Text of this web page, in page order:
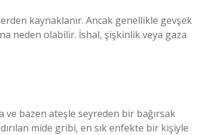
kaynaklanır. Ancak genellikle gevşek
neden olabilir. İshal, şişkinlik veya gaza
ve bazen ateşle seyreden bir bağırsak
mide gribi, en sık enfekte bir kişiyle